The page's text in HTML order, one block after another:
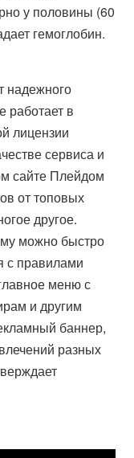
у половины (60
гемоглобин.
надежного
работает в
лицензии
сервиса и
сайте Плейдом
от топовых
другое.
можно быстро
с правилами
меню с
и другим
баннер,
разных